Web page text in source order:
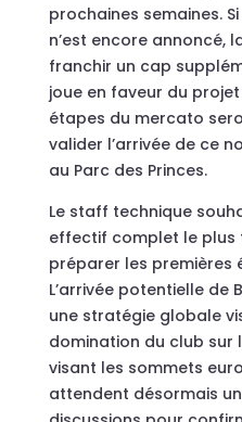
prochaines semaines.
n’est encore annoncé,
franchir un cap
joue en faveur du
étapes du mercato
valider l’arrivée de ce
au Parc des Princes.
Le staff technique
effectif complet le plus
préparer les premières
L’arrivée potentielle de
une stratégie globale
domination du club sur
visant les sommets
attendent désormais